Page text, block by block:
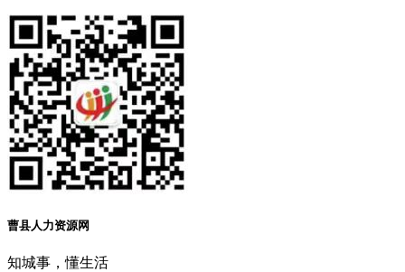
曹县人力资源网
知城事，懂生活